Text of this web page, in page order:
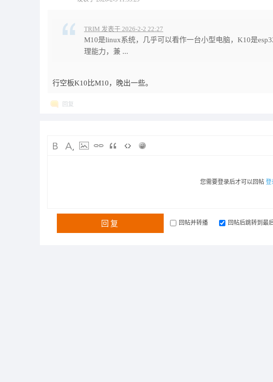
TRIM 发表于 2026-2-2 22:27
M10是linux系统，几乎可以看作一台小型电脑，K10是
理能力，兼 ...
行空板K10比M10，晚出一些。
回复
您需要登录后才可以回帖 登
回复 回帖并转播 回帖后跳转到最